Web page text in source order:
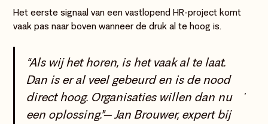
Het eerste signaal van een vastlopend HR-project komt
vaak pas naar boven wanneer de druk al te hoog is.
“Als wij het horen, is het vaak al te laat.
Dan is er al veel gebeurd en is de nood
direct hoog. Organisaties willen dan nú
een oplossing.”— Jan Brouwer, expert bij